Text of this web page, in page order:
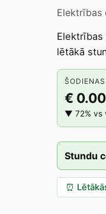
Elektrības
lētākā
€
▼ 72% vs
Stundu
⏰